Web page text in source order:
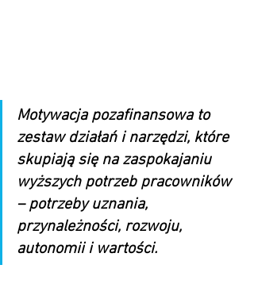
Motywacja pozafinansowa to
zestaw działań i narzędzi, które
skupiają się na zaspokajaniu
wyższych potrzeb pracowników
– potrzeby uznania,
przynależności, rozwoju,
autonomii i wartości.